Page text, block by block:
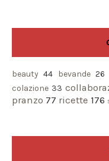
beauty 44 bevande 26
colazione 33
pranzo 77 ricette 176